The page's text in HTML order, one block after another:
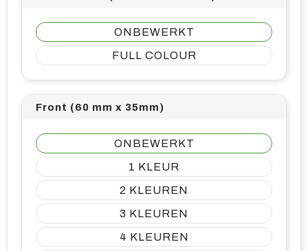
ONBEWERKT
FULL COLOUR
Front (60 mm x 35mm)
ONBEWERKT
1
2
3
4